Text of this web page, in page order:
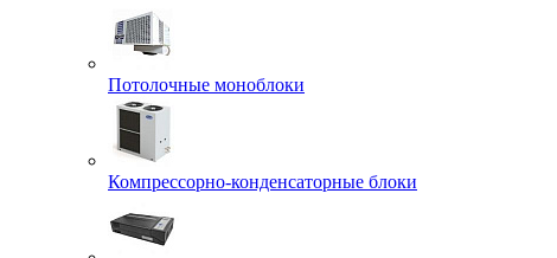
Потолочные моноблоки
Компрессорно-конденсаторные блоки